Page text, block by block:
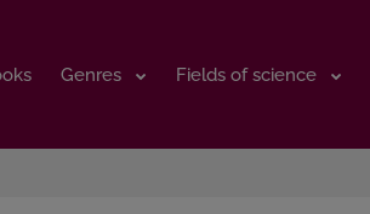
Genres Fields of science
Genres Fields of science